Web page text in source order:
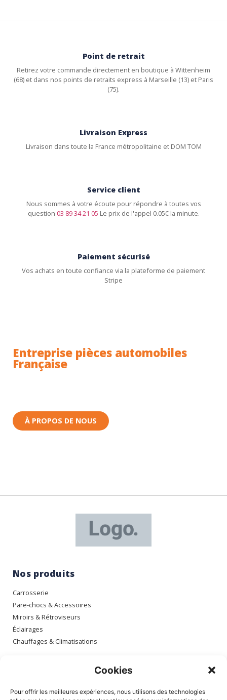
Cookies
Pour offrir les meilleures expériences, nous utilisons des technologies
Point de retrait
Retirez votre commande directement en boutique à Wittenheim
(68) et dans nos points de retraits express à Marseille (13) et Paris
(75).
Livraison Express
Livraison dans toute la France métropolitaine et DOM TOM
Service client
Nous sommes à votre écoute pour répondre à toutes vos
question 03 89 34 21 05 Le prix de l'appel 0.05€ la minute.
Paiement sécurisé
Vos achats en toute confiance via la plateforme de paiement
Stripe
Entreprise pièces automobiles
Française
À PROPOS DE NOUS
Nos produits
Carrosserie
Pare-chocs & Accessoires
Miroirs & Rétroviseurs
Éclairages
Chauffages & Climatisations
Mon compte